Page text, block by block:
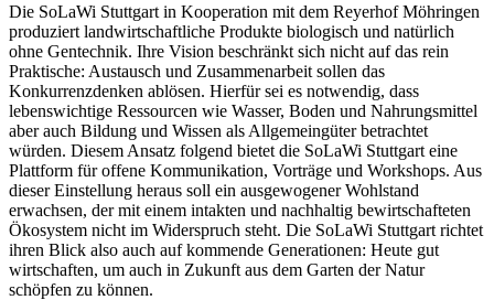
Die SoLaWi Stuttgart in Kooperation mit dem Reyerhof Möhringen
produziert landwirtschaftliche Produkte biologisch und natürlich
ohne Gentechnik. Ihre Vision beschränkt sich nicht auf das rein
Praktische: Austausch und Zusammenarbeit sollen das
Konkurrenzdenken ablösen. Hierfür sei es notwendig, dass
lebenswichtige Ressourcen wie Wasser, Boden und Nahrungsmittel
aber auch Bildung und Wissen als Allgemeingüter betrachtet
würden. Diesem Ansatz folgend bietet die SoLaWi Stuttgart eine
Plattform für offene Kommunikation, Vorträge und Workshops. Aus
dieser Einstellung heraus soll ein ausgewogener Wohlstand
erwachsen, der mit einem intakten und nachhaltig bewirtschafteten
Ökosystem nicht im Widerspruch steht. Die SoLaWi Stuttgart richtet
ihren Blick also auch auf kommende Generationen: Heute gut
wirtschaften, um auch in Zukunft aus dem Garten der Natur
schöpfen zu können.